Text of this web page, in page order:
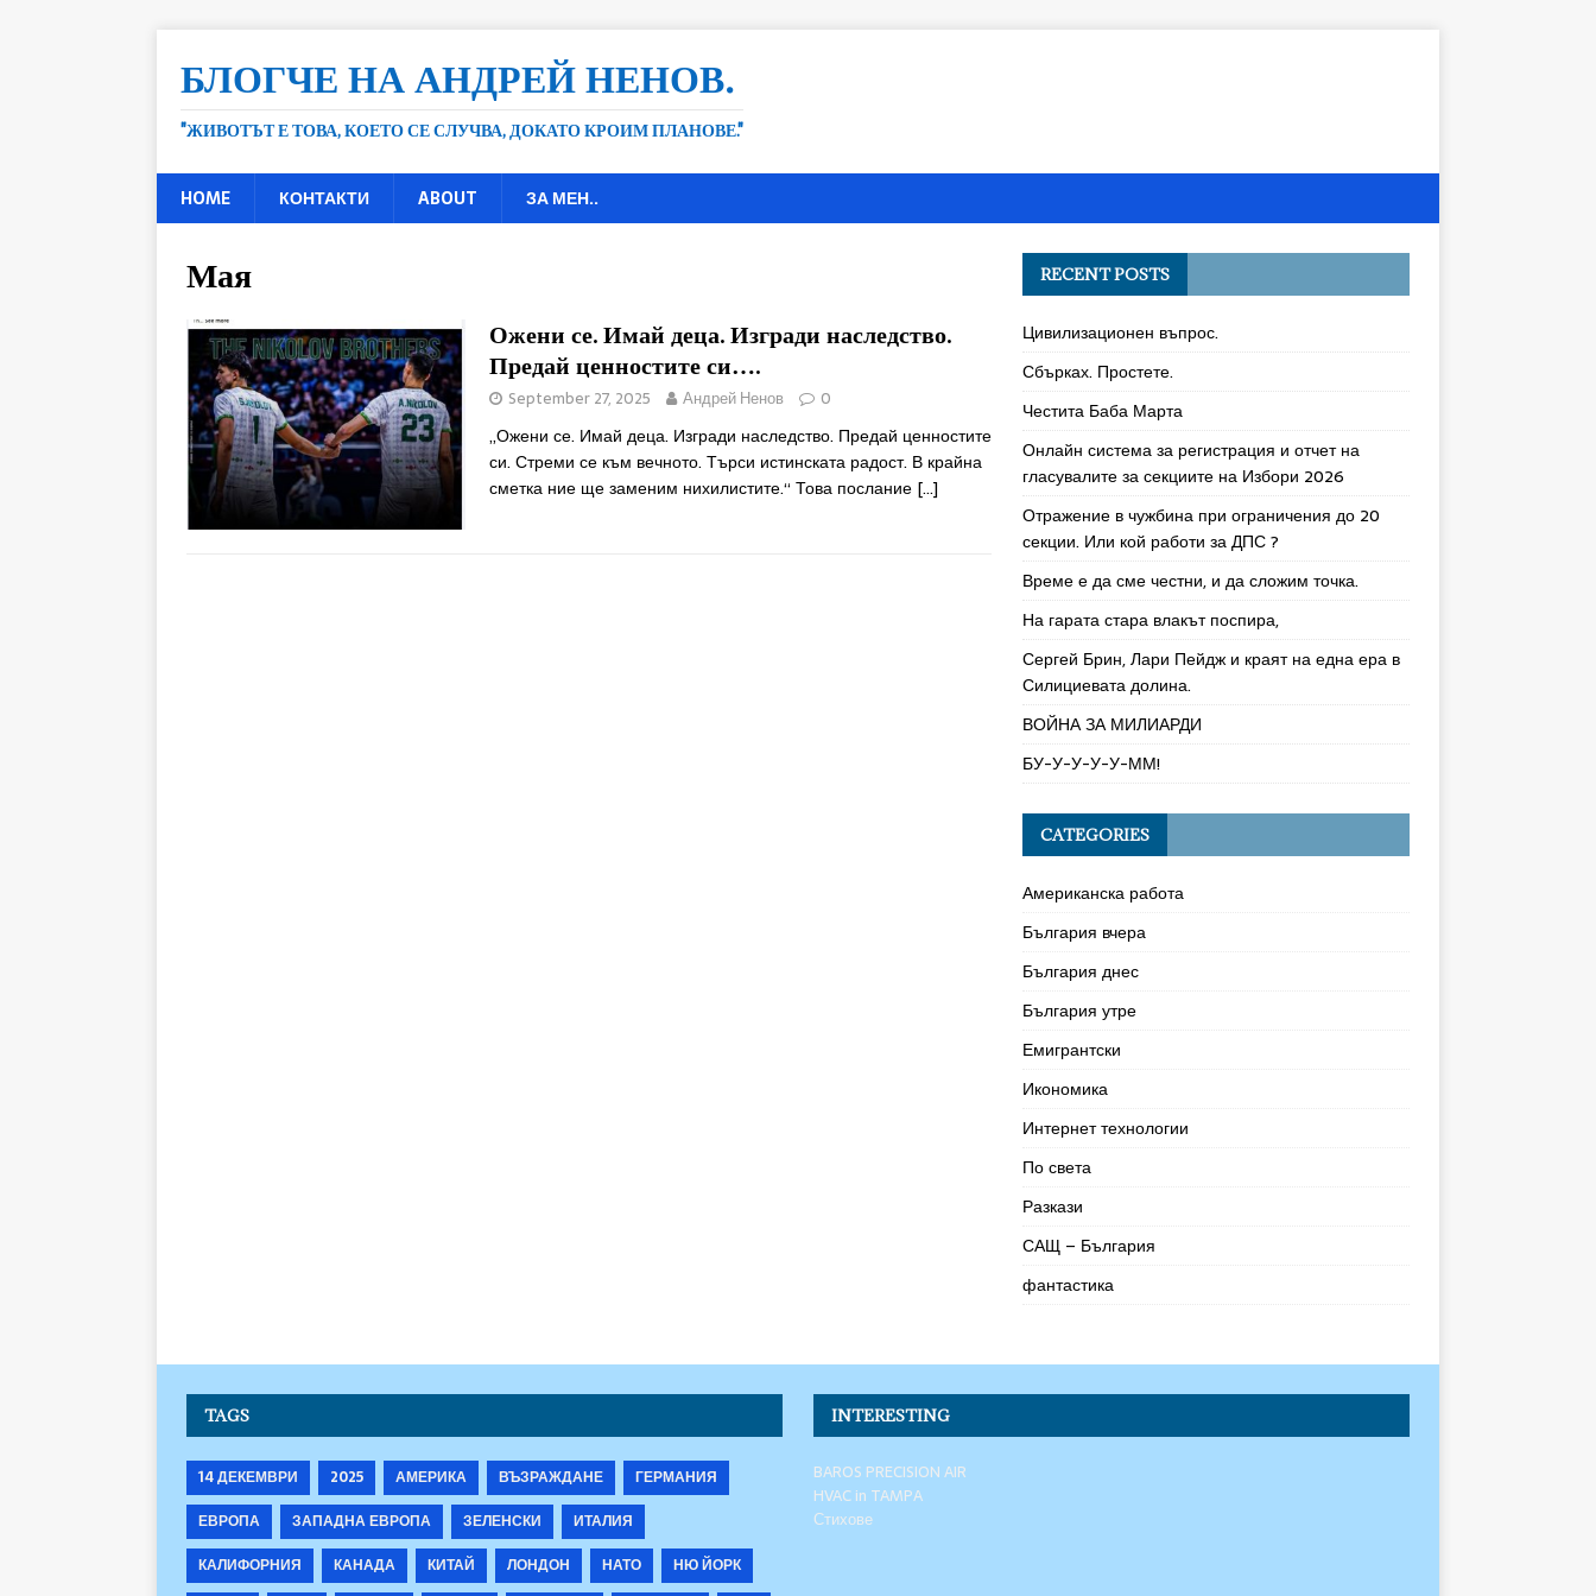
БЛОГЧЕ НА АНДРЕЙ НЕНОВ.
"ЖИВОТЪТ Е ТОВА, КОЕТО СЕ СЛУЧВА, ДОКАТО КРОИМ ПЛАНОВЕ."
HOME КОНТАКТИ ABOUT ЗА МЕН..
Мая
Ожени се. Имай деца. Изгради наследство.
Предай ценностите си….
September 27, 2025 Андрей Ненов 0
„Ожени се. Имай деца. Изгради наследство. Предай ценностите
си. Стреми се към вечното. Търси истинската радост. В крайна
сметка ние ще заменим нихилистите.“ Това послание […]
RECENT POSTS
Цивилизационен въпрос.
Сбърках. Простете.
Честита Баба Марта
Онлайн система за регистрация и отчет на
гласувалите за секциите на Избори 2026
Отражение в чужбина при ограничения до 20
секции. Или кой работи за ДПС ?
Време е да сме честни, и да сложим точка.
На гарата стара влакът поспира,
Сергей Брин, Лари Пейдж и краят на една ера в
Силициевата долина.
ВОЙНА ЗА МИЛИАРДИ
БУ-У-У-У-У-ММ!
CATEGORIES
Американска работа
България вчера
България днес
България утре
Емигрантски
Икономика
Интернет технологии
По света
Разкази
САЩ – България
фантастика
TAGS
14 ДЕКЕМВРИ 2025 АМЕРИКА ВЪЗРАЖДАНЕ
ГЕРМАНИЯ
ЕВРОПА
ЗАПАДНА ЕВРОПА ЗЕЛЕНСКИ
ИТАЛИЯ
КАЛИФОРНИЯ
КАНАДА КИТАЙ ЛОНДОН НАТО НЮ ЙОРК
INTERESTING
BAROS PRECISION AIR
HVAC in TAMPA
Стихове